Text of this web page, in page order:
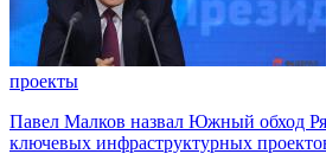
проекты
Павел Малков назвал Южный обход
ключевых инфраструктурных